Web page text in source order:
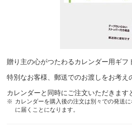
贈り主の心がつたわるカレンダー用ギフ
特別なお客様、郵送でのお渡しをお考え
カレンダーと同時にご注文いただきます
カレンダーを購入後の注文は別々での発送
に届くことになります。